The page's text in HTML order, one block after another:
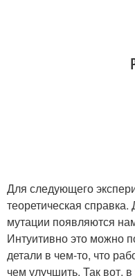
Для следующего
теоретическая
мутации появляются
Интуитивно это можно
детали в чем-то, что
чем улучшить. Так вот,